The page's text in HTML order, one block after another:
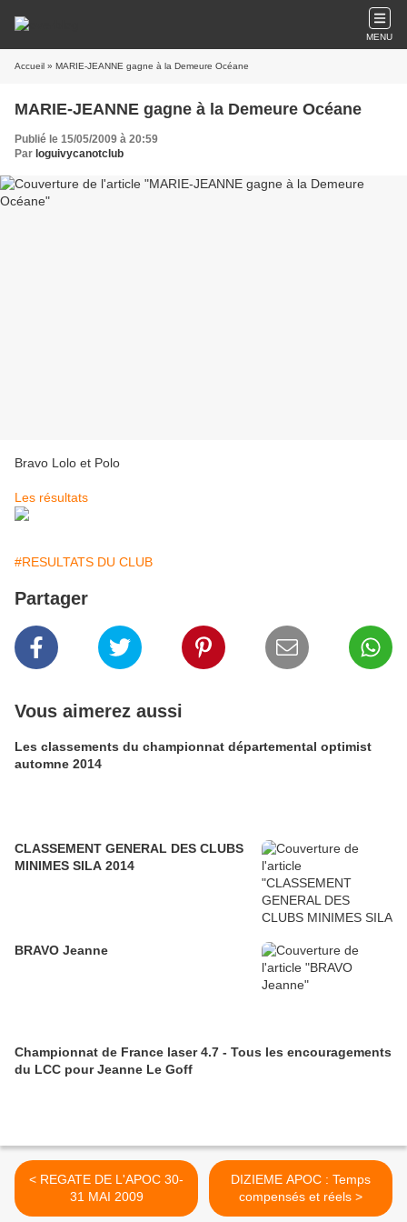
MENU
Accueil » MARIE-JEANNE gagne à la Demeure Océane
MARIE-JEANNE gagne à la Demeure Océane
Publié le 15/05/2009 à 20:59
Par loguivycanotclub
Bravo Lolo et Polo
Les résultats
#RESULTATS DU CLUB
Partager
Vous aimerez aussi
Les classements du championnat départemental optimist
automne 2014
CLASSEMENT GENERAL DES CLUBS
MINIMES SILA 2014
BRAVO Jeanne
Championnat de France laser 4.7 - Tous les encouragements
du LCC pour Jeanne Le Goff
< REGATE DE L'APOC 30-
31 MAI 2009
DIZIEME APOC : Temps
compensés et réels >